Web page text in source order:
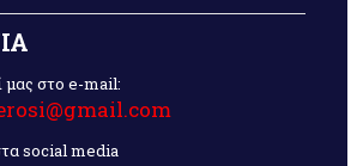
μας στο e-mail:
social media